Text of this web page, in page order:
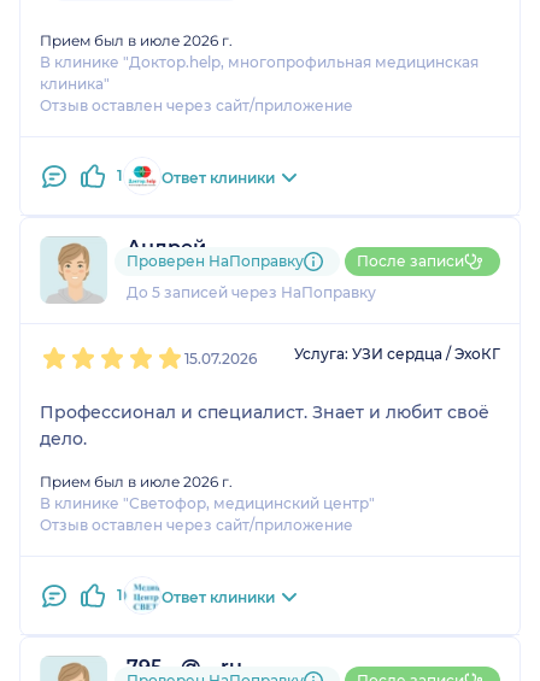
Прием был в июле 2026 г.
В клинике "Доктор.help, многопрофильная медицинская
клиника"
Отзыв оставлен через сайт/приложение
1 Ответ клиники
Андрей
2 отзыва
До 5 записей через НаПоправку
Проверен НаПоправку После записи
15.07.2026 Услуга: УЗИ сердца / ЭхоКГ
Профессионал и специалист. Знает и любит своë
дело.
Прием был в июле 2026 г.
В клинике "Светофор, медицинский центр"
Отзыв оставлен через сайт/приложение
1 Ответ клиники
795....@....ru